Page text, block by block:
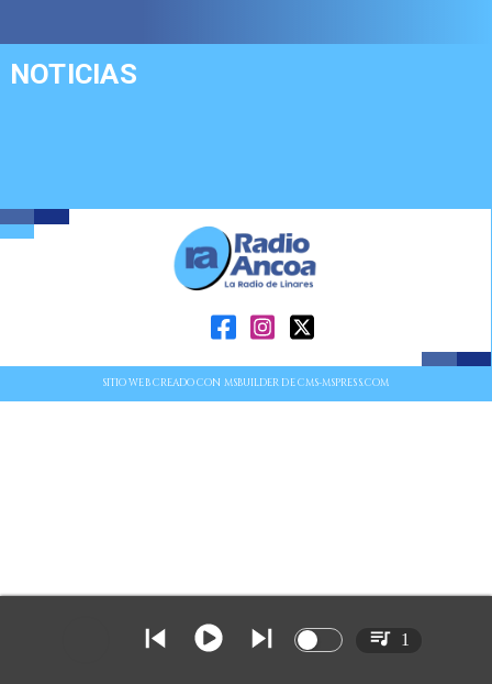
NOTICIAS
SITIO WEB CREADO CON MSBUILDER DE CMS-MSPRESS.COM
1